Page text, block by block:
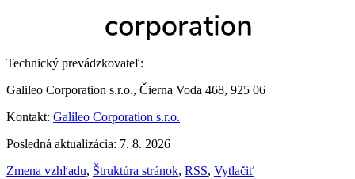
Technický prevádzkovateľ:
Galileo Corporation s.r.o., Čierna Voda 468, 925 06
Kontakt: Galileo Corporation s.r.o.
Posledná aktualizácia: 7. 8. 2026
Zmena vzhľadu, Štruktúra stránok, RSS, Vytlačiť